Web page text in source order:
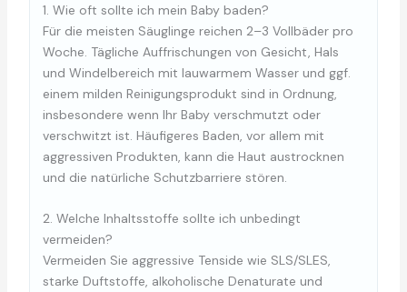
1. Wie oft sollte ich mein Baby baden?
Für die meisten Säuglinge reichen 2–3 Vollbäder pro
Woche. Tägliche Auffrischungen von Gesicht, Hals
und Windelbereich mit lauwarmem Wasser und ggf.
einem milden Reinigungsprodukt sind in Ordnung,
insbesondere wenn Ihr Baby verschmutzt oder
verschwitzt ist. Häufigeres Baden, vor allem mit
aggressiven Produkten, kann die Haut austrocknen
und die natürliche Schutzbarriere stören.
2. Welche Inhaltsstoffe sollte ich unbedingt
vermeiden?
Vermeiden Sie aggressive Tenside wie SLS/SLES,
starke Duftstoffe, alkoholische Denaturate und